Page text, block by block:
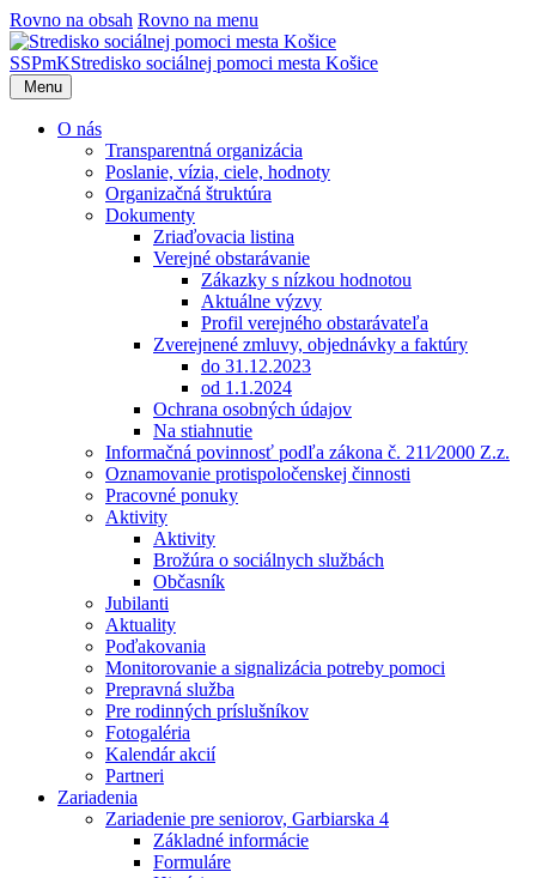
Rovno na obsah Rovno na menu
SSPmKStredisko sociálnej pomoci mesta Košice
Menu
O nás
Transparentná organizácia
Poslanie, vízia, ciele, hodnoty
Organizačná štruktúra
Dokumenty
Zriaďovacia listina
Verejné obstarávanie
Zákazky s nízkou hodnotou
Aktuálne výzvy
Profil verejného obstarávateľa
Zverejnené zmluvy, objednávky a faktúry
do 31.12.2023
od 1.1.2024
Ochrana osobných údajov
Na stiahnutie
Informačná povinnosť podľa zákona č. 211⁄2000 Z.z.
Oznamovanie protispoločenskej činnosti
Pracovné ponuky
Aktivity
Aktivity
Brožúra o sociálnych službách
Občasník
Jubilanti
Aktuality
Poďakovania
Monitorovanie a signalizácia potreby pomoci
Prepravná služba
Pre rodinných príslušníkov
Fotogaléria
Kalendár akcií
Partneri
Zariadenia
Zariadenie pre seniorov, Garbiarska 4
Základné informácie
Formuláre